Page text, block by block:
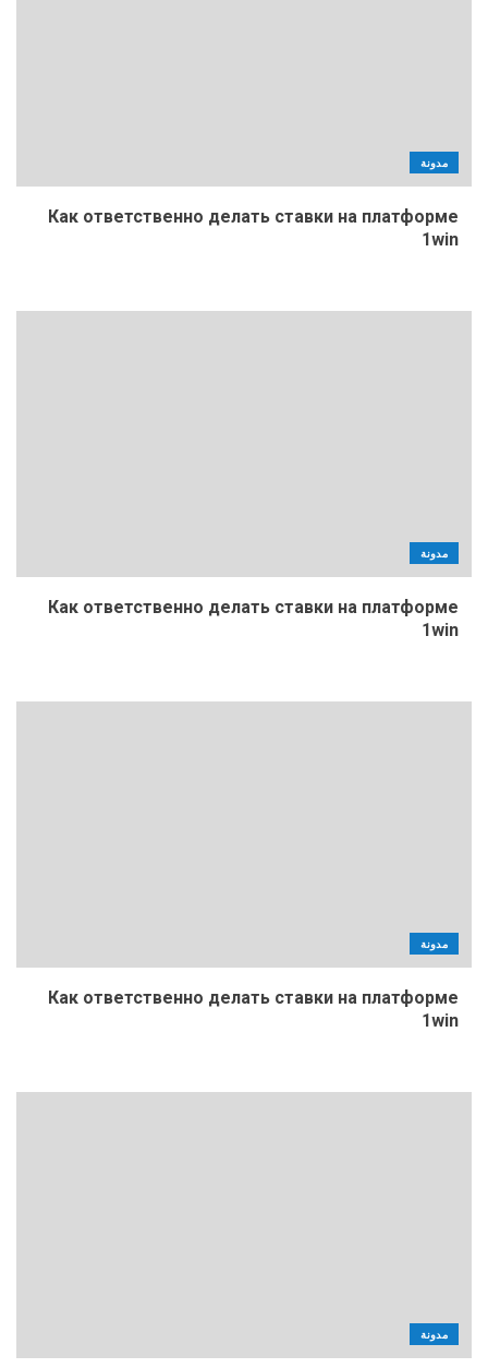
مدونة
Как ответственно делать ставки на платформе
1win
مدونة
Как ответственно делать ставки на платформе
1win
مدونة
Как ответственно делать ставки на платформе
1win
مدونة